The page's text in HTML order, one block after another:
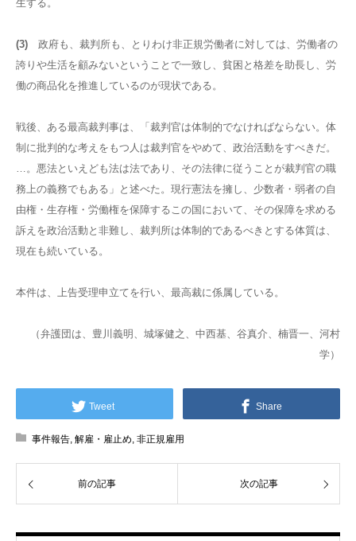
生する。
(3) 政府も、裁判所も、とりわけ非正規労働者に対しては、労働者の
誇りや生活を顧みないということで一致し、貧困と格差を助長し、労
働の商品化を推進しているのが現状である。
戦後、ある最高裁判事は、「裁判官は体制的でなければならない。体
制に批判的な考えをもつ人は裁判官をやめて、政治活動をすべきだ。
…。悪法といえども法は法であり、その法律に従うことが裁判官の職
務上の義務でもある」と述べた。現行憲法を擁し、少数者・弱者の自
由権・生存権・労働権を保障するこの国において、その保障を求める
訴えを政治活動と非難し、裁判所は体制的であるべきとする体質は、
現在も続いている。
本件は、上告受理申立てを行い、最高裁に係属している。
（弁護団は、豊川義明、城塚健之、中西基、谷真介、楠晋一、河村
学）
Tweet Share
事件報告 解雇・雇止め 非正規雇用
前の記事 次の記事